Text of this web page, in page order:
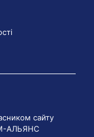
сайту
АЛЬЯНС